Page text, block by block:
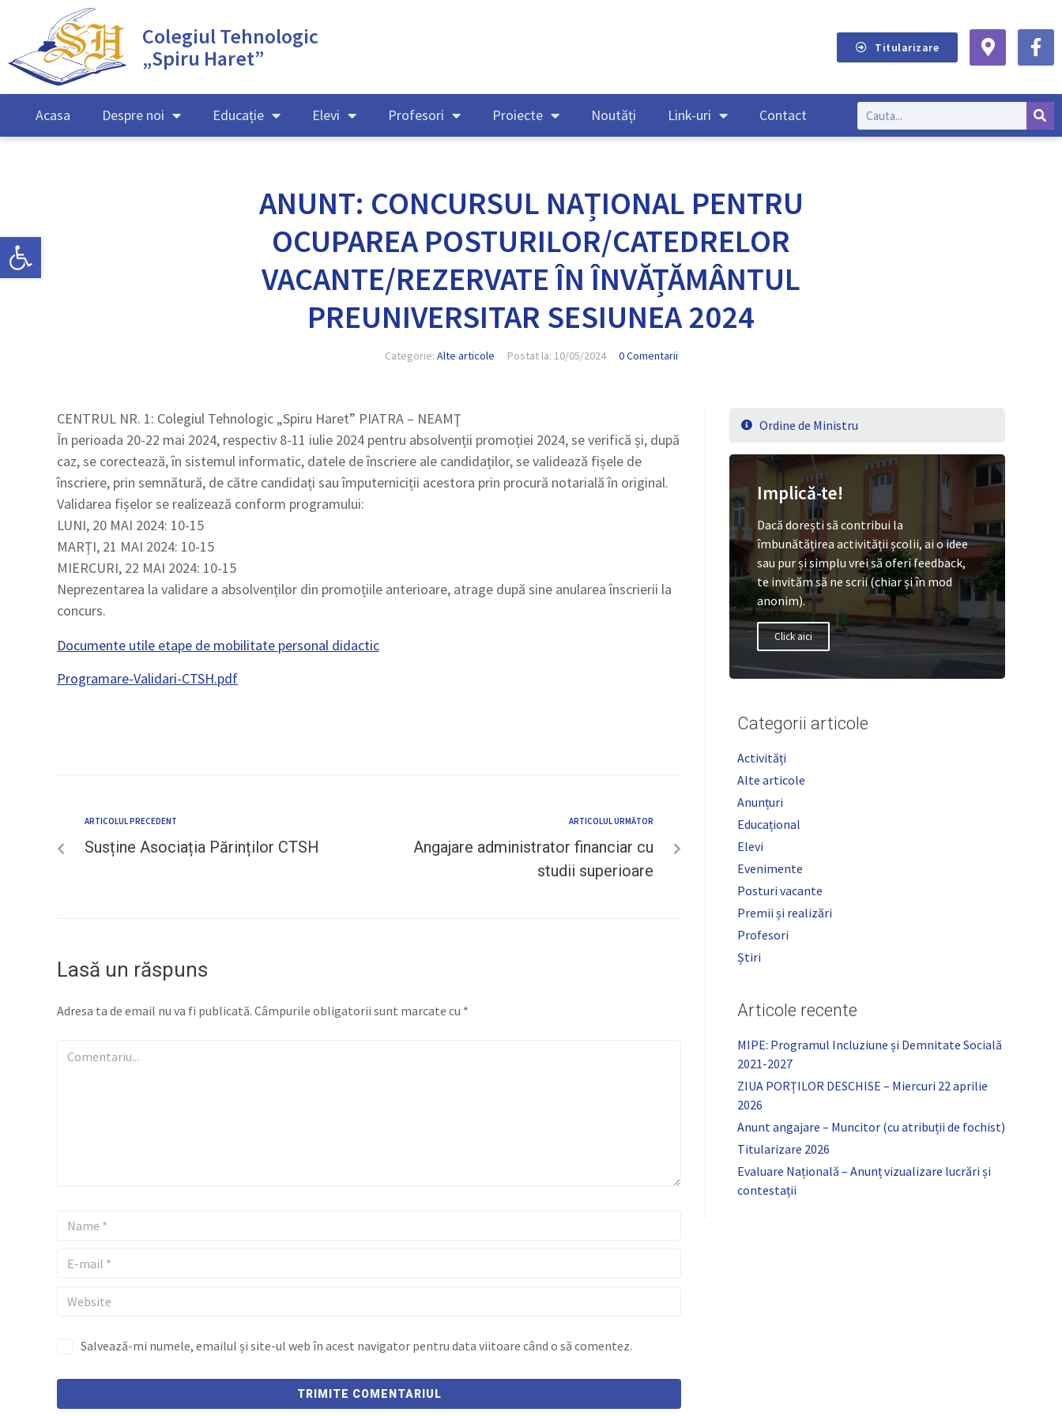
Deschide bara de unelte
Colegiul Tehnologic
„Spiru Haret”
Titularizare
Acasa Despre noi Educație Elevi Profesori Proiecte Noutăți Link-uri Contact
ANUNT: CONCURSUL NAȚIONAL PENTRU
OCUPAREA POSTURILOR/CATEDRELOR
VACANTE/REZERVATE ÎN ÎNVĂȚĂMÂNTUL
PREUNIVERSITAR SESIUNEA 2024
Categorie: Alte articole Postat la: 10/05/2024 0 Comentarii
CENTRUL NR. 1: Colegiul Tehnologic „Spiru Haret” PIATRA – NEAMŢ
În perioada 20-22 mai 2024, respectiv 8-11 iulie 2024 pentru absolvenții promoției 2024, se verifică și, după
caz, se corectează, în sistemul informatic, datele de înscriere ale candidaților, se validează fișele de
înscriere, prin semnătură, de către candidați sau împuterniciții acestora prin procură notarială în original.
Validarea fișelor se realizează conform programului:
LUNI, 20 MAI 2024: 10-15
MARȚI, 21 MAI 2024: 10-15
MIERCURI, 22 MAI 2024: 10-15
Neprezentarea la validare a absolvenților din promoțiile anterioare, atrage după sine anularea înscrierii la
concurs.
Documente utile etape de mobilitate personal didactic
Programare-Validari-CTSH.pdf
ARTICOLUL PRECEDENT
Susține Asociația Părinților CTSH
ARTICOLUL URMĂTOR
Angajare administrator financiar cu
studii superioare
Lasă un răspuns
Adresa ta de email nu va fi publicată. Câmpurile obligatorii sunt marcate cu *
Salvează-mi numele, emailul și site-ul web în acest navigator pentru data viitoare când o să comentez.
Ordine de Ministru
Implică-te!
Dacă dorești să contribui la
îmbunătățirea activității școlii, ai o idee
sau pur și simplu vrei să oferi feedback,
te invităm să ne scrii (chiar și în mod
anonim).
Click aici
Categorii articole
Activități
Alte articole
Anunțuri
Educațional
Elevi
Evenimente
Posturi vacante
Premii și realizări
Profesori
Știri
Articole recente
MIPE: Programul Incluziune și Demnitate Socială
2021-2027
ZIUA PORȚILOR DESCHISE – Miercuri 22 aprilie
2026
Anunt angajare – Muncitor (cu atribuții de fochist)
Titularizare 2026
Evaluare Națională – Anunț vizualizare lucrări și
contestații